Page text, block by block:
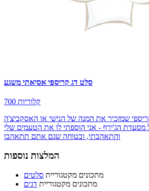
סלט דג קריספי אסיאתי משגע
700 קלוריות
שמזכיר את המנה של הנישי או האסקביצ'ה
מסעדת הג'ירף - אני הוספתי לו את הטעמים שלי
והתאהבתי, ובטוחה שגם אתם תתאהבו
המלצות נוספות
מתכונים מקטגוריית סלטים
מתכונים מקטגוריית דגים